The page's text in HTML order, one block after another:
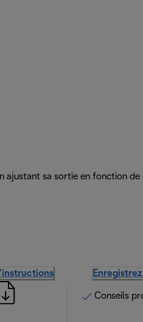
ajustant sa sortie en fonction
Conseils